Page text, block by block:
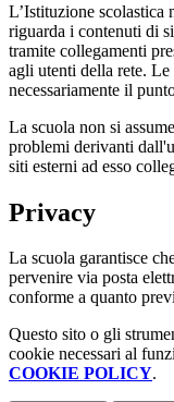
L’Istituzione scolastica
riguarda i contenuti di
tramite collegamenti
agli utenti della rete.
necessariamente il
La scuola non si
problemi derivanti
siti esterni ad esso
Privacy
La scuola garantisce
pervenire via posta
conforme a quanto
Questo sito o gli
cookie necessari al
COOKIE POLICY.